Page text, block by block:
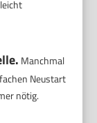
Manchmal
Neustart
nötig.